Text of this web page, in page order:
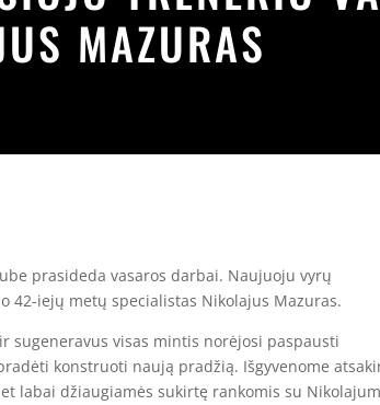
MAZURAS
prasideda vasaros darbai. Naujuoju vyrų
42-iejų metų specialistas Nikolajus Mazuras.
sugeneravus visas mintis norėjosi paspausti
konstruoti naują pradžią. Išgyvenome
labai džiaugiamės sukirtę rankomis su